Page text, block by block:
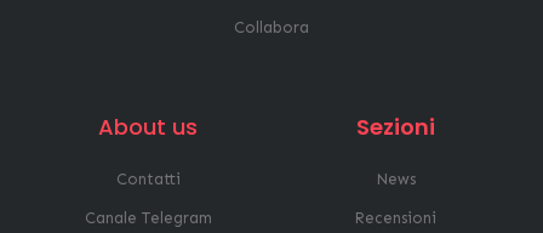
Collabora
About us
Contatti
Canale Telegram
Sezioni
News
Recensioni